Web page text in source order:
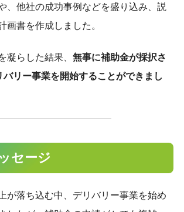
、他社の成功事例などを盛り込み、説
画書を作成しました。
凝らした結果、 無事に補助金が採択さ
リー事業を開始することができまし
セージ
が落ち込む中、デリバリー事業を始め